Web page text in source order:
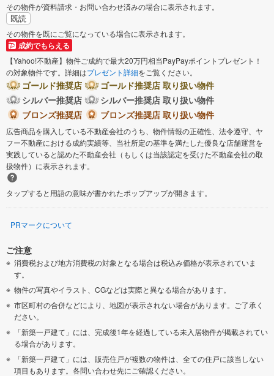
その物件が資料請求・お問い合わせ済みの場合に表示されます。
既読
その物件を既にご覧になっている場合に表示されます。
成約でもらえる
【Yahoo!不動産】物件ご成約で最大20万円相当PayPayポイントプレゼント！
の対象物件です。詳細はプレゼント詳細をご覧ください。
ゴールド推奨店
ゴールド推奨店 取り扱い物件
シルバー推奨店
シルバー推奨店 取り扱い物件
ブロンズ推奨店
ブロンズ推奨店 取り扱い物件
広告商品を購入している不動産会社のうち、物件情報の正確性、法令遵守、ヤ
フー不動産における成約実績等、当社所定の基準を満たした優良な店舗運営を
実践していると認めた不動産会社（もしくは当該認定を受けた不動産会社の取
扱物件）に表示されます。
タップすると用語の意味が書かれたポップアップが開きます。
PRマークについて
ご注意
消費税および地方消費税の対象となる場合は税込み価格が表示されていま
す。
物件の写真やイラスト、CGなどは実際と異なる場合があります。
市区町村の合併などにより、地図が表示されない場合があります。ご了承く
ださい。
「新築一戸建て」には、完成後1年を経過している未入居物件が掲載されてい
る場合があります。
「新築一戸建て」には、販売住戸が複数の物件は、全ての住戸に該当しない
項目もあります。各問い合わせ先にご確認ください。